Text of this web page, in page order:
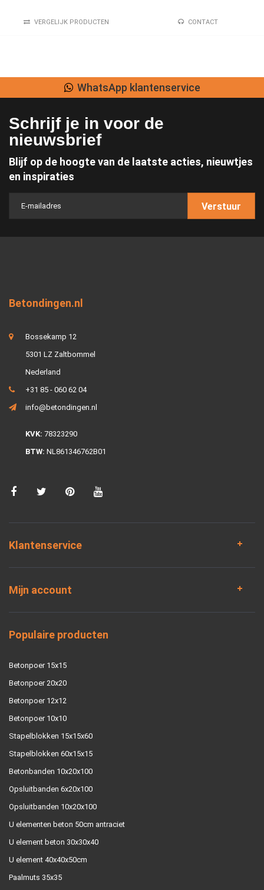
VERGELIJK PRODUCTEN CONTACT
WhatsApp klantenservice
Schrijf je in voor de
nieuwsbrief
Blijf op de hoogte van de laatste acties, nieuwtjes
en inspiraties
Verstuur
Betondingen.nl
Bossekamp 12
5301 LZ Zaltbommel
Nederland
+31 85 - 060 62 04
info@betondingen.nl
KVK: 78323290
BTW: NL861346762B01
Klantenservice
Mijn account
Populaire producten
Betonpoer 15x15
Betonpoer 20x20
Betonpoer 12x12
Betonpoer 10x10
Stapelblokken 15x15x60
Stapelblokken 60x15x15
Betonbanden 10x20x100
Opsluitbanden 6x20x100
Opsluitbanden 10x20x100
U elementen beton 50cm antraciet
U element beton 30x30x40
U element 40x40x50cm
Paalmuts 35x35